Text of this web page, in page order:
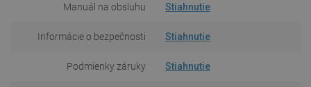
Manuál na obsluhu Stiahnutie
Informácie o bezpečnosti Stiahnutie
Podmienky záruky Stiahnutie